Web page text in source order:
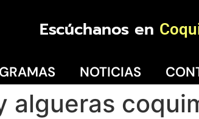
Escúchanos en
NOTICIAS
algueras